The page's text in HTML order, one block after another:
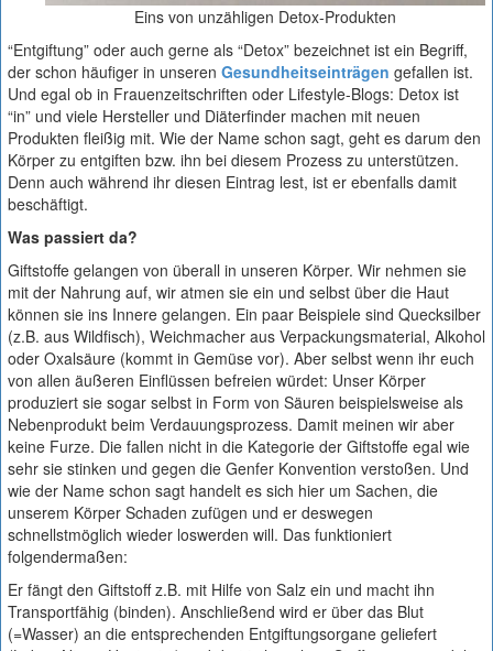
Eins von unzähligen Detox-Produkten
“Entgiftung” oder auch gerne als “Detox” bezeichnet ist ein Begriff,
der schon häufiger in unseren Gesundheitseinträgen gefallen ist.
Und egal ob in Frauenzeitschriften oder Lifestyle-Blogs: Detox ist
“in” und viele Hersteller und Diäterfinder machen mit neuen
Produkten fleißig mit. Wie der Name schon sagt, geht es darum den
Körper zu entgiften bzw. ihn bei diesem Prozess zu unterstützen.
Denn auch während ihr diesen Eintrag lest, ist er ebenfalls damit
beschäftigt.
Was passiert da?
Giftstoffe gelangen von überall in unseren Körper. Wir nehmen sie
mit der Nahrung auf, wir atmen sie ein und selbst über die Haut
können sie ins Innere gelangen. Ein paar Beispiele sind Quecksilber
(z.B. aus Wildfisch), Weichmacher aus Verpackungsmaterial, Alkohol
oder Oxalsäure (kommt in Gemüse vor). Aber selbst wenn ihr euch
von allen äußeren Einflüssen befreien würdet: Unser Körper
produziert sie sogar selbst in Form von Säuren beispielsweise als
Nebenprodukt beim Verdauungsprozess. Damit meinen wir aber
keine Furze. Die fallen nicht in die Kategorie der Giftstoffe egal wie
sehr sie stinken und gegen die Genfer Konvention verstoßen. Und
wie der Name schon sagt handelt es sich hier um Sachen, die
unserem Körper Schaden zufügen und er deswegen
schnellstmöglich wieder loswerden will. Das funktioniert
folgendermaßen:
Er fängt den Giftstoff z.B. mit Hilfe von Salz ein und macht ihn
Transportfähig (binden). Anschließend wird er über das Blut
(=Wasser) an die entsprechenden Entgiftungsorgane geliefert